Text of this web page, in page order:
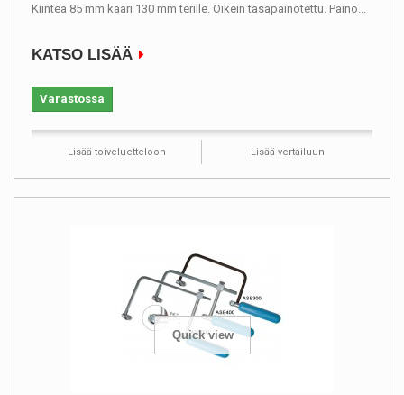
Kiinteä 85 mm kaari 130 mm terille. Oikein tasapainotettu. Paino...
KATSO LISÄÄ
Varastossa
Lisää toiveluetteloon Lisää vertailuun
Quick view